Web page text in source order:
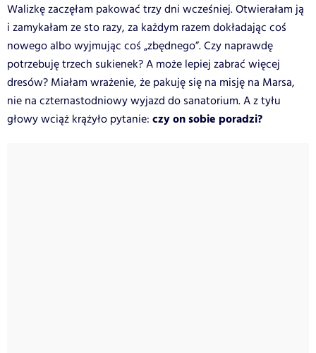
Walizkę zaczęłam pakować trzy dni wcześniej. Otwierałam ją
i zamykałam ze sto razy, za każdym razem dokładając coś
nowego albo wyjmując coś „zbędnego”. Czy naprawdę
potrzebuję trzech sukienek? A może lepiej zabrać więcej
dresów? Miałam wrażenie, że pakuję się na misję na Marsa,
nie na czternastodniowy wyjazd do sanatorium. A z tyłu
głowy wciąż krążyło pytanie: czy on sobie poradzi?